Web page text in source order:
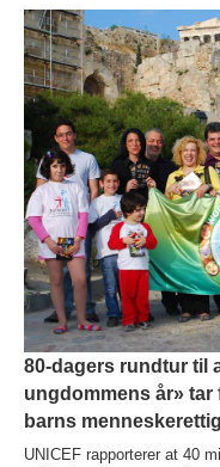
80-dagers rundtur til
ungdommens år»
barns
UNICEF rapporterer at 40